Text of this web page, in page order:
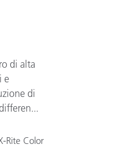
di alta
e
di
Rite Color